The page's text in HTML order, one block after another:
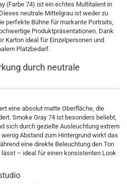
(Farbe 74) ist ein echtes Multitalent in
neutrale Mittelgrau ist weder zu
perfekte Bühne für markante Portraits,
Produktpräsentationen. Dank
Karton ideal für Einzelpersonen und
Platzbedarf.
durch neutrale
eine absolut matte Oberfläche, die
Smoke Gray 74 ist besonders beliebt,
sich durch gezielte Ausleuchtung extrem
Abstand zum Hintergrund wirkt das
eine direkte Beleuchtung den Ton
– ideal für einen konsistenten Look